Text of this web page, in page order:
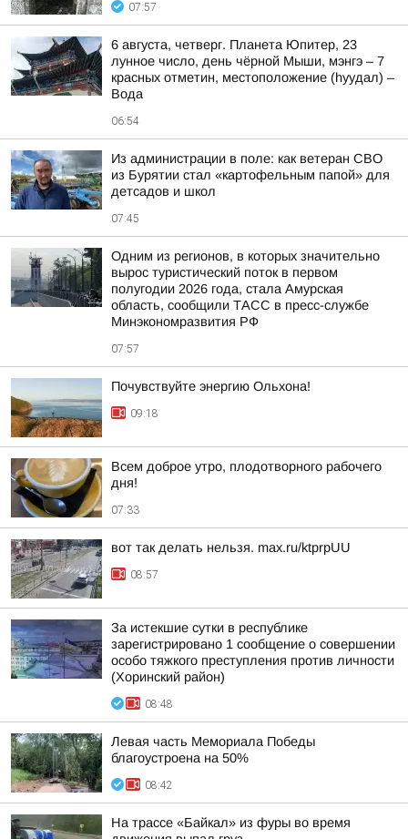
07:57
6 августа, четверг. Планета Юпитер, 23
лунное число, день чёрной Мыши, мэнгэ – 7
красных отметин, местоположение (hуудал) –
Вода
06:54
Из администрации в поле: как ветеран СВО
из Бурятии стал «картофельным папой» для
детсадов и школ
07:45
Одним из регионов, в которых значительно
вырос туристический поток в первом
полугодии 2026 года, стала Амурская
область, сообщили ТАСС в пресс-службе
Минэкономразвития РФ
07:57
Почувствуйте энергию Ольхона!
09:18
Всем доброе утро, плодотворного рабочего
дня!
07:33
вот так делать нельзя. max.ru/ktprpUU
08:57
За истекшие сутки в республике
зарегистрировано 1 сообщение о совершении
особо тяжкого преступления против личности
(Хоринский район)
08:48
Левая часть Мемориала Победы
благоустроена на 50%
08:42
На трассе «Байкал» из фуры во время